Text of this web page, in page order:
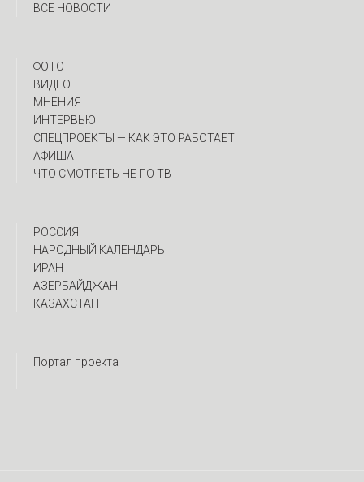
ВСЕ НОВОСТИ
ФОТО
ВИДЕО
МНЕНИЯ
ИНТЕРВЬЮ
CПЕЦПРОЕКТЫ — КАК ЭТО РАБОТАЕТ
АФИША
ЧТО СМОТРЕТЬ НЕ ПО ТВ
РОССИЯ
НАРОДНЫЙ КАЛЕНДАРЬ
ИРАН
АЗЕРБАЙДЖАН
КАЗАХСТАН
Портал проекта